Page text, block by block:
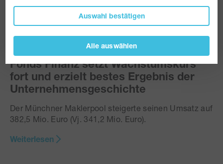
Fonds Finanz setzt Wachstumskurs
fort und erzielt bestes Ergebnis der
Unternehmensgeschichte
Der Münchner Maklerpool steigerte seinen Umsatz auf
382,5 Mio. Euro (Vj. 341,2 Mio. Euro).
Weiterlesen
Auswahl bestätigen
Alle auswählen